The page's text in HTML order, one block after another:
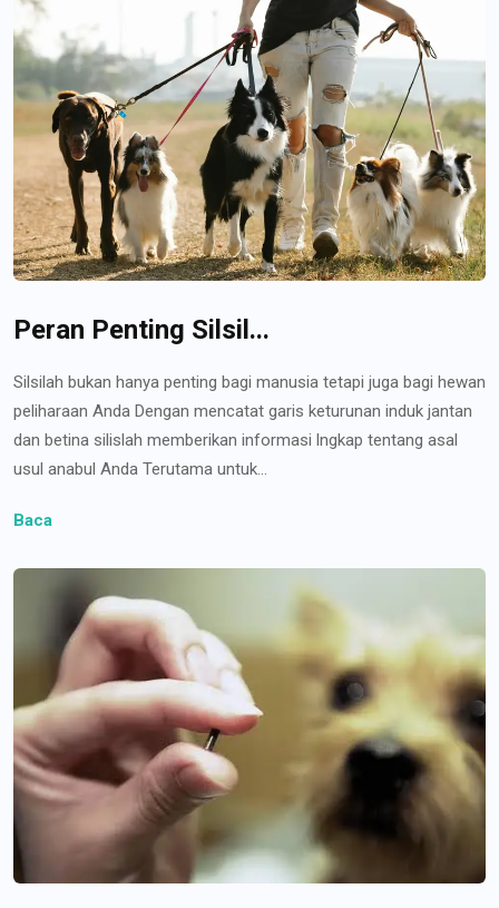
Peran Penting Silsil...
Silsilah bukan hanya penting bagi manusia tetapi juga bagi hewan
peliharaan Anda Dengan mencatat garis keturunan induk jantan
dan betina silislah memberikan informasi lngkap tentang asal
usul anabul Anda Terutama untuk...
Baca